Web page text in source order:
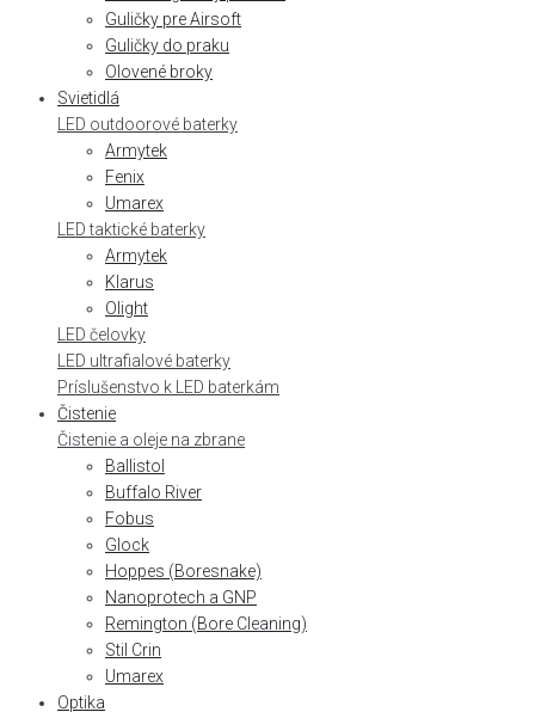
Guličky pre Airsoft
Guličky do praku
Olovené broky
Svietidlá
LED outdoorové baterky
Armytek
Fenix
Umarex
LED taktické baterky
Armytek
Klarus
Olight
LED čelovky
LED ultrafialové baterky
Príslušenstvo k LED baterkám
Čistenie
Čistenie a oleje na zbrane
Ballistol
Buffalo River
Fobus
Glock
Hoppes (Boresnake)
Nanoprotech a GNP
Remington (Bore Cleaning)
Stil Crin
Umarex
Optika